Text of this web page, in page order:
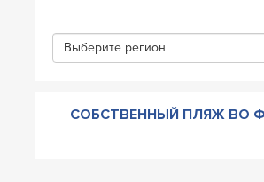
Выберите регион
СОБСТВЕННЫЙ ПЛЯЖ ВО